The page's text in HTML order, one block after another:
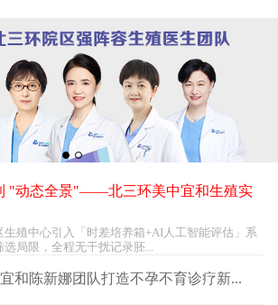
"动态全景"——北三环美中宜和生殖实
生殖中心引入「时差培养箱+AI人工智能评估」系
局限，全程无干扰记录胚...
和陈新娜团队打造不孕不育诊疗新...